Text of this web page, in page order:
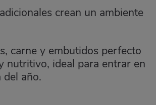
crean un ambiente
carne y embutidos perfecto
nutritivo, ideal para entrar en
año.